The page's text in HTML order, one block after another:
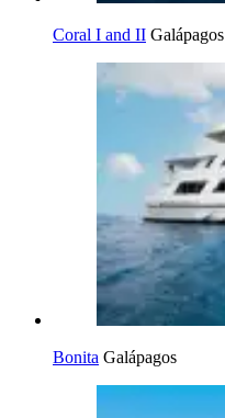
Coral I and II Galápagos
Bonita Galápagos